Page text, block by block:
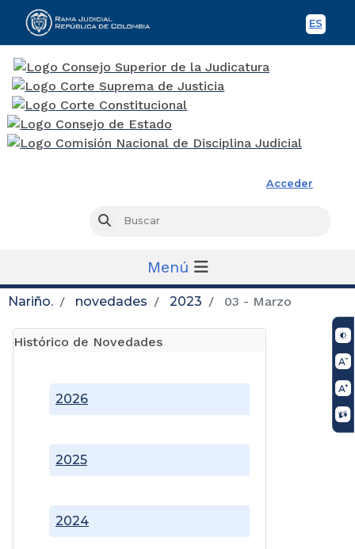
ES
Acceder
Buscar
Menú
Nariño. novedades 2023 03 - Marzo
Histórico de Novedades
2024
2025
2026